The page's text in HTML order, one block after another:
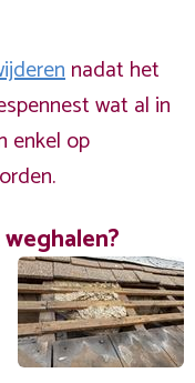
nadat het
wat al in
enkel op